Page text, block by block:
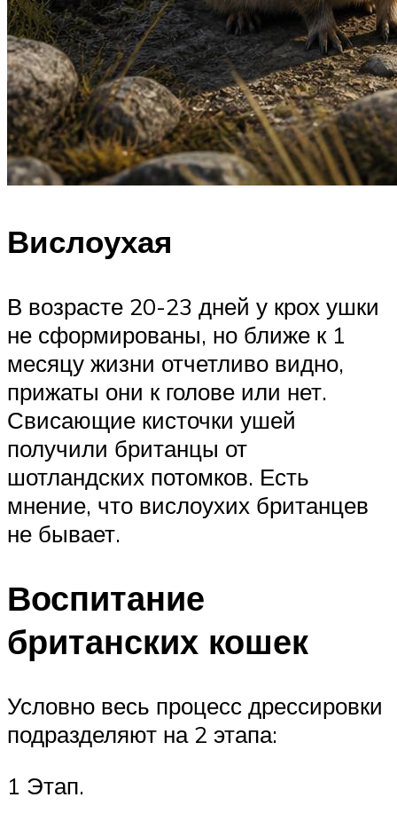
Вислоухая
В возрасте 20-23 дней у крох ушки
не сформированы, но ближе к 1
месяцу жизни отчетливо видно,
прижаты они к голове или нет.
Свисающие кисточки ушей
получили британцы от
шотландских потомков. Есть
мнение, что вислоухих британцев
не бывает.
Воспитание
британских кошек
Условно весь процесс дрессировки
подразделяют на 2 этапа:
1 Этап.